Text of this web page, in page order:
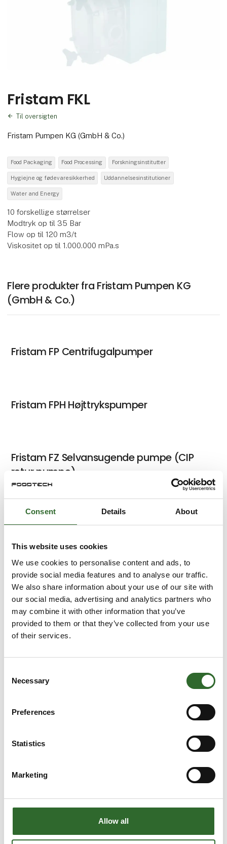
Consent Details About
This website uses cookies
We use cookies to personalise content and ads, to
provide social media features and to analyse our traffic.
We also share information about your use of our site with
our social media, advertising and analytics partners who
may combine it with other information that you’ve
provided to them or that they’ve collected from your use
of their services.
Selection
Necessary
Preferences
Statistics
Marketing
Allow all
Fristam FKL
Til oversigten
Fristam Pumpen KG (GmbH & Co.)
Food Packaging Food Processing Forskningsinstitutter
Hygiejne og fødevaresikkerhed Uddannelsesinstitutioner
Water and Energy
10 forskellige størrelser
Modtryk op til 35 Bar
Flow op til 120 m3/t
Viskositet op til 1.000.000 mPa.s
Flere produkter fra Fristam Pumpen KG
(GmbH & Co.)
Fristam FP Centrifugalpumper
Fristam FPH Højttrykspumper
Fristam FZ Selvansugende pumpe (CIP
retur pumpe)
Fristam FK
Fristam FDS
Dobbeltskruespindelpumpe.